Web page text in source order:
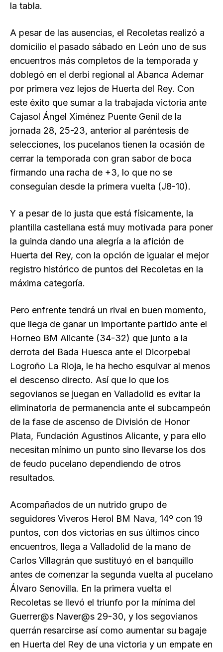
la tabla.
A pesar de las ausencias, el Recoletas realizó a
domicilio el pasado sábado en León uno de sus
encuentros más completos de la temporada y
doblegó en el derbi regional al Abanca Ademar
por primera vez lejos de Huerta del Rey. Con
este éxito que sumar a la trabajada victoria ante
Cajasol Ángel Ximénez Puente Genil de la
jornada 28, 25-23, anterior al paréntesis de
selecciones, los pucelanos tienen la ocasión de
cerrar la temporada con gran sabor de boca
firmando una racha de +3, lo que no se
conseguían desde la primera vuelta (J8-10).
Y a pesar de lo justa que está físicamente, la
plantilla castellana está muy motivada para poner
la guinda dando una alegría a la afición de
Huerta del Rey, con la opción de igualar el mejor
registro histórico de puntos del Recoletas en la
máxima categoría.
Pero enfrente tendrá un rival en buen momento,
que llega de ganar un importante partido ante el
Horneo BM Alicante (34-32) que junto a la
derrota del Bada Huesca ante el Dicorpebal
Logroño La Rioja, le ha hecho esquivar al menos
el descenso directo. Así que lo que los
segovianos se juegan en Valladolid es evitar la
eliminatoria de permanencia ante el subcampeón
de la fase de ascenso de División de Honor
Plata, Fundación Agustinos Alicante, y para ello
necesitan mínimo un punto sino llevarse los dos
de feudo pucelano dependiendo de otros
resultados.
Acompañados de un nutrido grupo de
seguidores Viveros Herol BM Nava, 14º con 19
puntos, con dos victorias en sus últimos cinco
encuentros, llega a Valladolid de la mano de
Carlos Villagrán que sustituyó en el banquillo
antes de comenzar la segunda vuelta al pucelano
Álvaro Senovilla. En la primera vuelta el
Recoletas se llevó el triunfo por la mínima del
Guerrer@s Naver@s 29-30, y los segovianos
querrán resarcirse así como aumentar su bagaje
en Huerta del Rey de una victoria y un empate en